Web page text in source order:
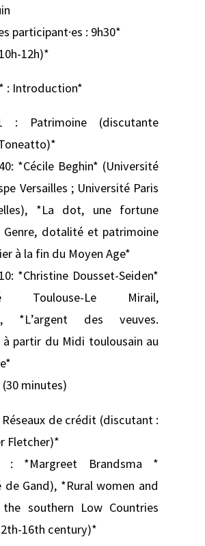
participant·es : 9h30*
12h)*
: Introduction*
: Patrimoine (discutante
*Cécile Beghin* (Université
Versailles ; Université Paris
*La dot, une fortune
Genre, dotalité et patrimoine
à la fin du Moyen Age*
*Christine Dousset-Seiden*
Toulouse-Le Mirail,
*L’argent des veuves.
à partir du Midi toulousain au
(30 minutes)
de crédit (discutant :
Fletcher)*
: *Margreet Brandsma *
de Gand), *Rural women and
southern Low Countries
16th century)*